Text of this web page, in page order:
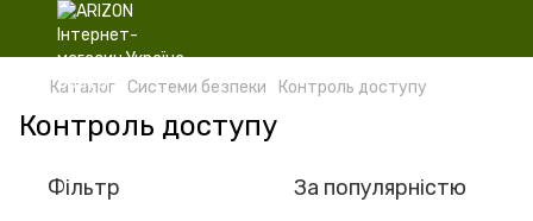
Каталог Системи безпеки Контроль доступу
Контроль доступу
Фільтр За популярністю